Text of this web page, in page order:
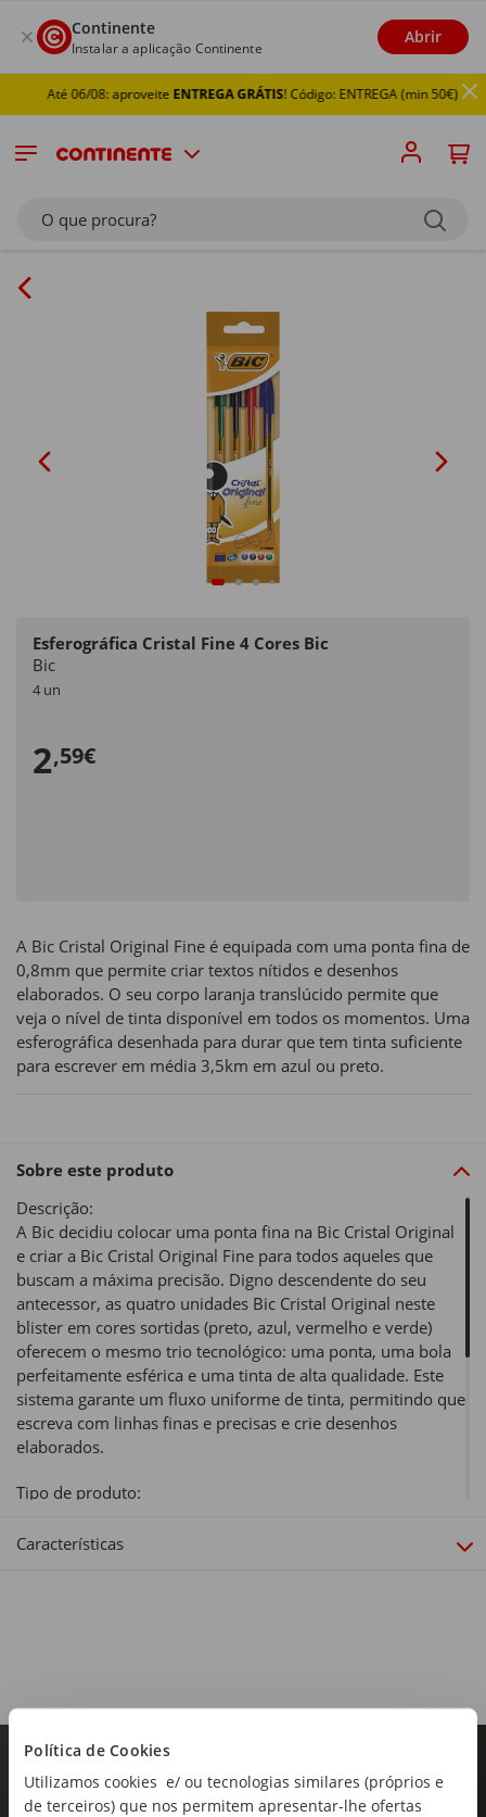
Política de Cookies
Utilizamos cookies e/ ou tecnologias similares (próprios e
de terceiros) que nos permitem apresentar-lhe ofertas
Continente
Instalar a aplicação Continente
Abrir
Até 06/08: aproveiteENTREGA GRÁTIS! Código: ENTREGA (min 50€)
O que procura?
Esferográfica Cristal Fine 4 Cores Bic
Bic
4 un
2,59€
A Bic Cristal Original Fine é equipada com uma ponta fina de
0,8mm que permite criar textos nítidos e desenhos
elaborados. O seu corpo laranja translúcido permite que
veja o nível de tinta disponível em todos os momentos. Uma
esferográfica desenhada para durar que tem tinta suficiente
para escrever em média 3,5km em azul ou preto.
Sobre este produto
Descrição:
A Bic decidiu colocar uma ponta fina na Bic Cristal Original
e criar a Bic Cristal Original Fine para todos aqueles que
buscam a máxima precisão. Digno descendente do seu
antecessor, as quatro unidades Bic Cristal Original neste
blister em cores sortidas (preto, azul, vermelho e verde)
oferecem o mesmo trio tecnológico: uma ponta, uma bola
perfeitamente esférica e uma tinta de alta qualidade. Este
sistema garante um fluxo uniforme de tinta, permitindo que
escreva com linhas finas e precisas e crie desenhos
elaborados.
Tipo de produto:
Características